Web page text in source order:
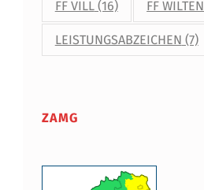
FF VILL(16) FF WILTEN
LEISTUNGSABZEICHEN (7)
ZAMG